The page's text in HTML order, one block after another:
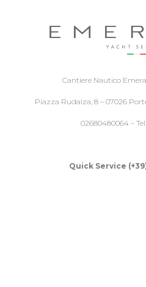
Cantiere Nautico
Piazza Rudalza, 8 – 07026
02680480064 –
Quick Service